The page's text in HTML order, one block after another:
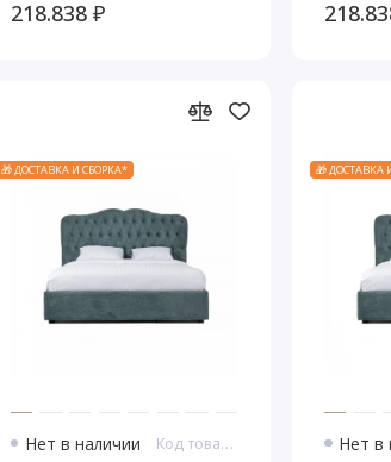
механизмом Тиволи,
218.838 ₽
🎁 ДОСТАВКА И СБОРКА*
Нет в наличии Код товара: 11041
🎁 ДОСТАВКА
Нет в